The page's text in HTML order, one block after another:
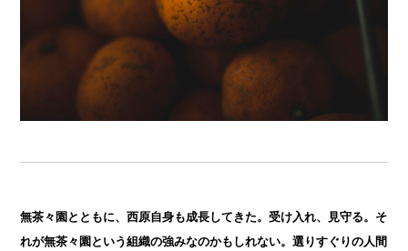
無茶々園とともに、西原自身も成長してきた。受け入れ、見守る。そ
れが無茶々園という組織の強みなのかもしれない。選りすぐりの人間